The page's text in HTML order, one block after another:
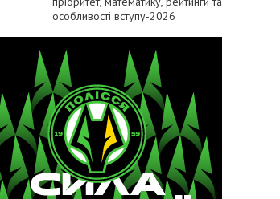
особливості вступу-2026